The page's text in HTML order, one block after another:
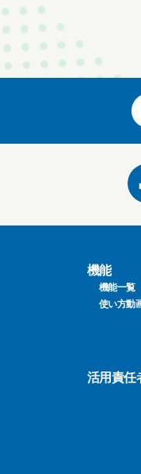
機能
機能一覧
使い方動
活用責任